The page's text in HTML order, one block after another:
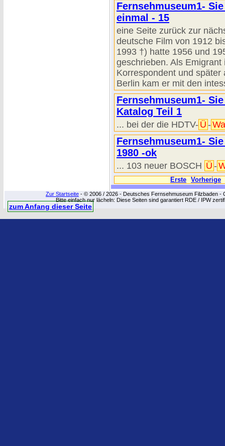
Fernsehmuseum1-
einmal - 15
eine Seite zurück zur
deutsche Film von 1912
1993 †) hatte 1956 und
geschrieben. Als
Korrespondent und
Berlin kam er mit den
Fernsehmuseum1-
Katalog Teil 1
... bei der die HDTV- Ü -
Fernsehmuseum1-
1980 -ok
... 103 neuer BOSCH Ü -
Erste Vorherige
Zur Startseite - © 2006 / 2026 - Deutsches Fernsehmuseum Filzbaden -
Bitte einfach nur lächeln: Diese Seiten sind garantiert RDE / IPW
zum Anfang dieser Seite